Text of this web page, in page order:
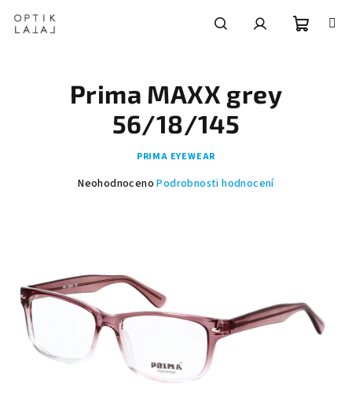
obsah
Prima MAXX grey
56/18/145
PRIMA EYEWEAR
Průměrné
5
hvězdiček.
Neohodnoceno Podrobnosti hodnocení